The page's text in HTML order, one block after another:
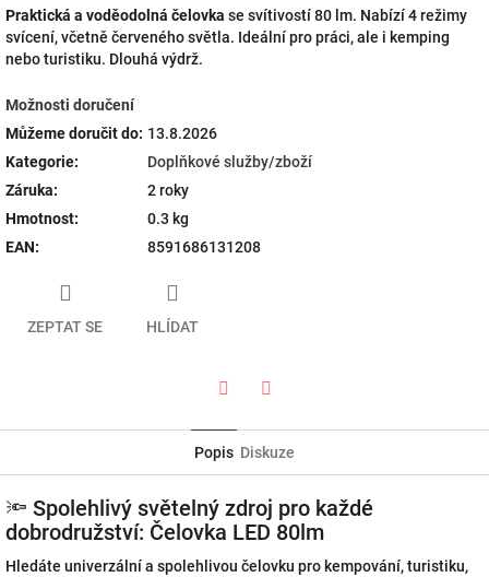
Praktická a voděodolná čelovka se svítivostí 80 lm. Nabízí 4 režimy
svícení, včetně červeného světla. Ideální pro práci, ale i kemping
nebo turistiku. Dlouhá výdrž.
Možnosti doručení
Můžeme doručit do: 13.8.2026
Kategorie:
Doplňkové služby/zboží
Záruka:
2 roky
Hmotnost:
0.3 kg
EAN: 8591686131208
ZEPTAT SE HLÍDAT
Popis Diskuze
🔦 Spolehlivý světelný zdroj pro každé
dobrodružství: Čelovka LED 80lm
Hledáte univerzální a spolehlivou čelovku pro kempování, turistiku,